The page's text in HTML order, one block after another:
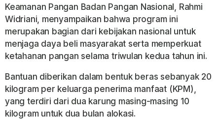
Keamanan Pangan Badan Pangan Nasional, Rahmi
Widriani, menyampaikan bahwa program ini
merupakan bagian dari kebijakan nasional untuk
menjaga daya beli masyarakat serta memperkuat
ketahanan pangan selama triwulan kedua tahun ini.
Bantuan diberikan dalam bentuk beras sebanyak 20
kilogram per keluarga penerima manfaat (KPM),
yang terdiri dari dua karung masing-masing 10
kilogram untuk dua bulan alokasi.